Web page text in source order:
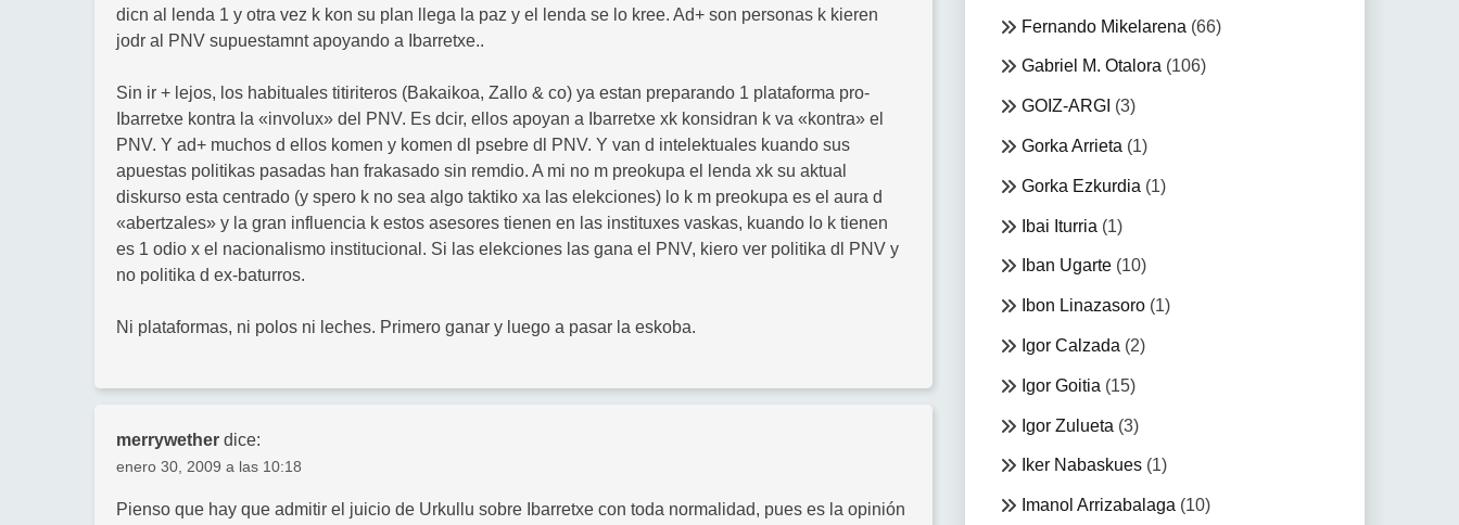
dicn al lenda 1 y otra vez k kon su plan llega la paz y el lenda se lo kree. Ad+ son personas k kieren
jodr al PNV supuestamnt apoyando a Ibarretxe..
Sin ir + lejos, los habituales titiriteros (Bakaikoa, Zallo & co) ya estan preparando 1 plataforma pro-
Ibarretxe kontra la «involux» del PNV. Es dcir, ellos apoyan a Ibarretxe xk konsidran k va «kontra» el
PNV. Y ad+ muchos d ellos komen y komen dl psebre dl PNV. Y van d intelektuales kuando sus
apuestas politikas pasadas han frakasado sin remdio. A mi no m preokupa el lenda xk su aktual
diskurso esta centrado (y spero k no sea algo taktiko xa las elekciones) lo k m preokupa es el aura d
«abertzales» y la gran influencia k estos asesores tienen en las instituxes vaskas, kuando lo k tienen
es 1 odio x el nacionalismo institucional. Si las elekciones las gana el PNV, kiero ver politika dl PNV y
no politika d ex-baturros.
Ni plataformas, ni polos ni leches. Primero ganar y luego a pasar la eskoba.
merrywether dice:
enero 30, 2009 a las 10:18
Pienso que hay que admitir el juicio de Urkullu sobre Ibarretxe con toda normalidad, pues es la opinión
Fernando Mikelarena (66)
Gabriel M. Otalora(106)
GOIZ-ARGI (3)
Gorka Arrieta (1)
Gorka Ezkurdia (1)
Ibai Iturria (1)
Iban Ugarte(10)
Ibon Linazasoro(1)
Igor Calzada (2)
Igor Goitia (15)
Igor Zulueta (3)
Iker Nabaskues(1)
Imanol Arrizabalaga (10)